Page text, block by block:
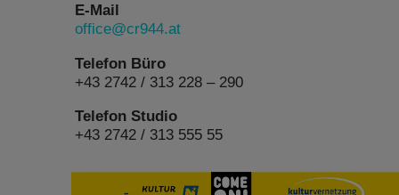
E-Mail
office@cr944.at
Telefon Büro
+43 2742 / 313 228 – 290
Telefon Studio
+43 2742 / 313 555 55